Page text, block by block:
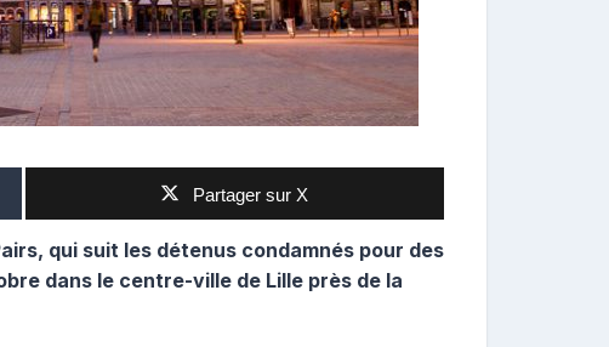
Partager sur X
qui suit les détenus condamnés pour des
dans le centre-ville de Lille près de la